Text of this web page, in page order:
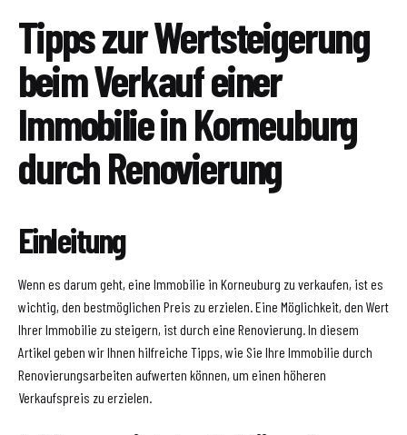
Tipps zur Wertsteigerung
beim Verkauf einer
Immobilie in Korneuburg
durch Renovierung
Einleitung
Wenn es darum geht, eine Immobilie in Korneuburg zu verkaufen, ist es
wichtig, den bestmöglichen Preis zu erzielen. Eine Möglichkeit, den Wert
Ihrer Immobilie zu steigern, ist durch eine Renovierung. In diesem
Artikel geben wir Ihnen hilfreiche Tipps, wie Sie Ihre Immobilie durch
Renovierungsarbeiten aufwerten können, um einen höheren
Verkaufspreis zu erzielen.